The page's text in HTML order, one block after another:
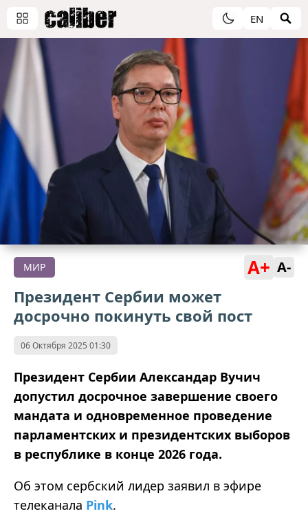
EN
МИР A+ A-
Президент Сербии может
досрочно покинуть свой пост
06 Октября 2025 01:30
Президент Сербии Александар Вучич
допустил досрочное завершение своего
мандата и одновременное проведение
парламентских и президентских выборов
в республике в конце 2026 года.
Об этом сербский лидер заявил в эфире
телеканала Pink.